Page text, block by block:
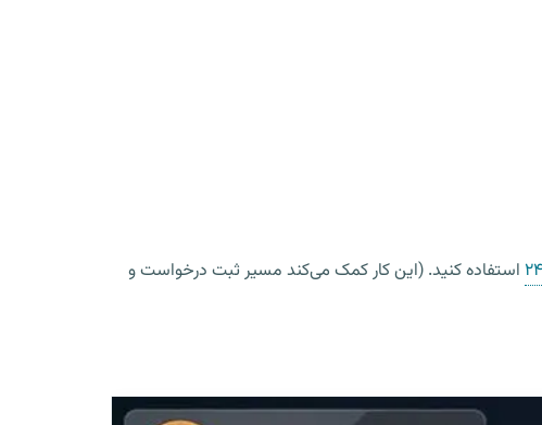
استفاده کنید. (این کار کمک می‌کند مسیر ثبت درخواست و